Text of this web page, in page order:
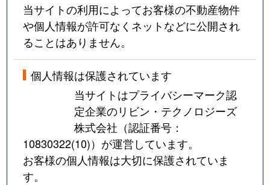
当サイトの利用によってお客様の不動産物件
や個人情報が許可なくネットなどに公開され
ることはありません。
個人情報は保護されています
当サイトはプライバシーマーク認
定企業のリビン・テクノロジーズ
株式会社（認証番号：
10830322(10)）が運営しています。
お客様の個人情報は大切に保護されていま
す。